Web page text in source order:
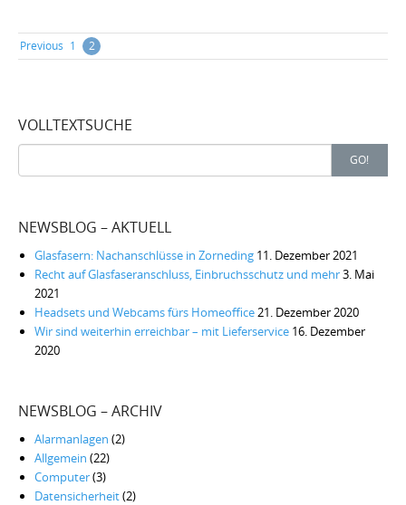
Posts
Previous 1 2
VOLLTEXTSUCHE
Search
for:
GO!
NEWSBLOG – AKTUELL
Glasfasern: Nachanschlüsse in Zorneding 11. Dezember 2021
Recht auf Glasfaseranschluss, Einbruchsschutz und mehr3. Mai
2021
Headsets und Webcams fürs Homeoffice21. Dezember 2020
Wir sind weiterhin erreichbar – mit Lieferservice 16. Dezember
2020
NEWSBLOG – ARCHIV
Alarmanlagen (2)
Allgemein (22)
Computer(3)
Datensicherheit(2)